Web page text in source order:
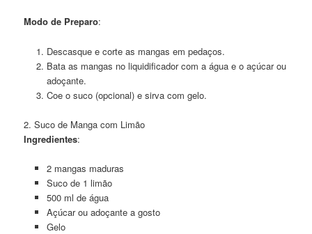
Modo de Preparo:
Descasque e corte as mangas em pedaços.
Bata as mangas no liquidificador com a água e o açúcar ou
adoçante.
Coe o suco (opcional) e sirva com gelo.
2. Suco de Manga com Limão
Ingredientes:
2 mangas maduras
Suco de 1 limão
500 ml de água
Açúcar ou adoçante a gosto
Gelo